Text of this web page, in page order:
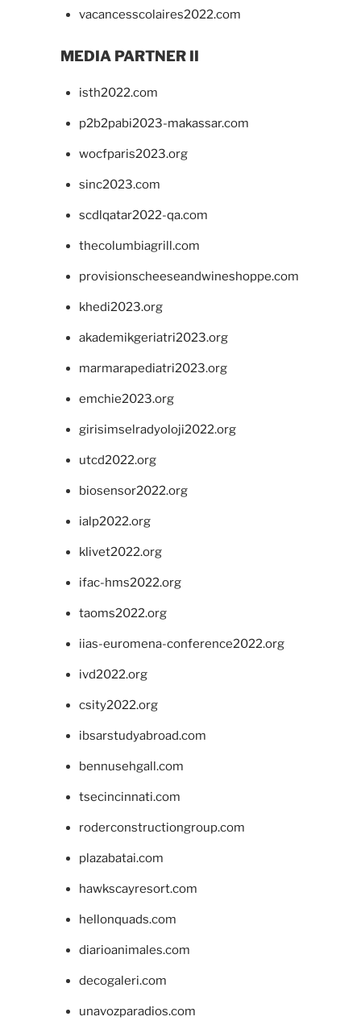
vacancesscolaires2022.com
MEDIA PARTNER II
isth2022.com
p2b2pabi2023-makassar.com
wocfparis2023.org
sinc2023.com
scdlqatar2022-qa.com
thecolumbiagrill.com
provisionscheeseandwineshoppe.com
khedi2023.org
akademikgeriatri2023.org
marmarapediatri2023.org
emchie2023.org
girisimselradyoloji2022.org
utcd2022.org
biosensor2022.org
ialp2022.org
klivet2022.org
ifac-hms2022.org
taoms2022.org
iias-euromena-conference2022.org
ivd2022.org
csity2022.org
ibsarstudyabroad.com
bennusehgall.com
tsecincinnati.com
roderconstructiongroup.com
plazabatai.com
hawkscayresort.com
hellonquads.com
diarioanimales.com
decogaleri.com
unavozparadios.com